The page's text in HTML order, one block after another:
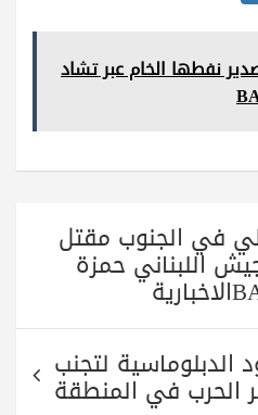
reنفطها الخام عبر تشاد
في الجنوب مقتل
اللبناني حمزة
الدبلوماسية لتجنب
الحرب في المنطقة